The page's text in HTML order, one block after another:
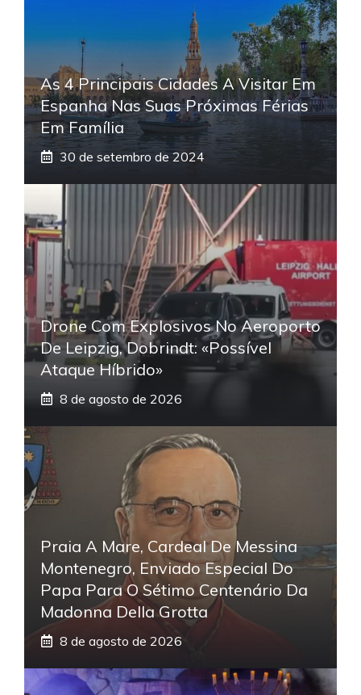
As 4 Principais Cidades A Visitar Em
Espanha Nas Suas Próximas Férias
Em Família
30 de setembro de 2024
Drone Com Explosivos No Aeroporto
De Leipzig, Dobrindt: «Possível
Ataque Híbrido»
8 de agosto de 2026
Praia A Mare, Cardeal De Messina
Montenegro, Enviado Especial Do
Papa Para O Sétimo Centenário Da
Madonna Della Grotta
8 de agosto de 2026